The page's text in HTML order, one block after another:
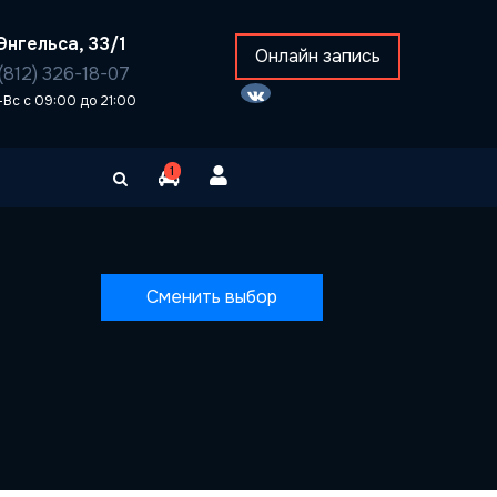
33/1
326-18-07
с 09:00 до 21:00
Онлайн запись
1
Сменить выбор